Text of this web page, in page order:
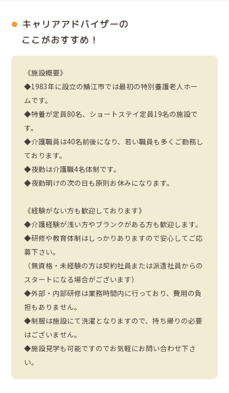
キャリアアドバイザーの
ここがおすすめ！
《施設概要》
◆1983年に設立の鯖江市では最初の特別養護老人ホー
ムです。
◆特養が定員80名、ショートステイ定員19名の施設で
す。
◆介護職員は40名前後になり、若い職員も多くご勤務し
ております。
◆夜勤は介護職4名体制です。
◆夜勤明けの次の日も原則お休みになります。
《経験がない方も歓迎しております》
◆介護経験が浅い方やブランクがある方も歓迎します。
◆研修や教育体制はしっかりありますので安心してご応
募下さい。
（無資格・未経験の方は契約社員または派遣社員からの
スタートになる場合がございます）
◆外部・内部研修は業務時間内に行っており、費用の負
担もありません。
◆制服は施設にて洗濯となりますので、持ち帰りの必要
はございません。
◆施設見学も可能ですのでお気軽にお問い合わせ下さ
い。